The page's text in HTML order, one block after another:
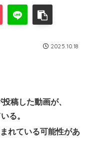
2025.10.18
稿した動画が、
る。
れている可能性があ